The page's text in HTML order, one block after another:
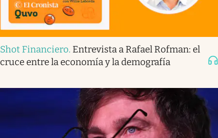
Shot Financiero. Entrevista a Rafael Rofman: el
cruce entre la economía y la demografía